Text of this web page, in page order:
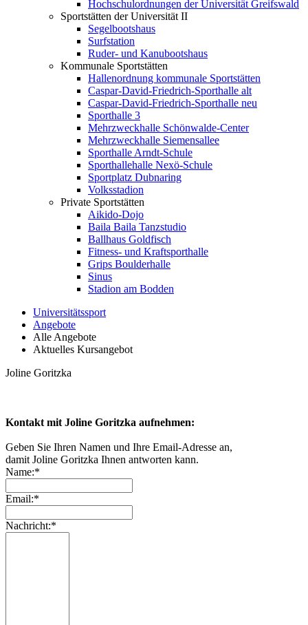
Hochschulordnungen der Universität Greifswald
Sportstätten der Universität II
Segelbootshaus
Surfstation
Ruder- und Kanubootshaus
Kommunale Sportstätten
Hallenordnung kommunale Sportstätten
Caspar-David-Friedrich-Sporthalle alt
Caspar-David-Friedrich-Sporthalle neu
Sporthalle 3
Mehrzweckhalle Schönwalde-Center
Mehrzweckhalle Siemensallee
Sporthalle Arndt-Schule
Sporthallehalle Nexö-Schule
Sportplatz Dubnaring
Volksstadion
Private Sportstätten
Aikido-Dojo
Baila Baila Tanzstudio
Ballhaus Goldfisch
Fitness- und Kraftsporthalle
Grips Boulderhalle
Sinus
Stadion am Bodden
Universitätssport
Angebote
Alle Angebote
Aktuelles Kursangebot
Joline Goritzka
Kontakt mit Joline Goritzka aufnehmen:
Geben Sie Ihren Namen und Ihre Email-Adresse an,
damit Joline Goritzka Ihnen antworten kann.
Name:*
Email:*
Nachricht:*